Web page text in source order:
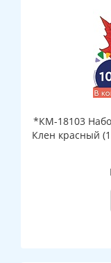
*КМ-18103
Клен красный